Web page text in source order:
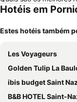
Hotéis em
Estes hotéis também
Les Voyageurs
Golden Tulip La Baule Hôtel &
ibis budget Saint Nazaire
B&B HOTEL Saint-